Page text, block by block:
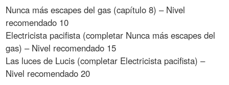
Nunca más escapes del gas (capítulo 8) – Nivel
recomendado 10
Electricista pacifista (completar Nunca más escapes del
gas) – Nivel recomendado 15
Las luces de Lucis (completar Electricista pacifista) –
Nivel recomendado 20